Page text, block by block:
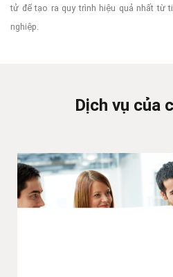
tử để tạo ra quy trình hiệu quả nhất từ
nghiệp.
Dịch vụ của